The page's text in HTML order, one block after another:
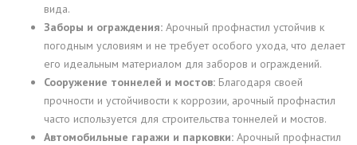
вида.
Заборы и ограждения: Арочный профнастил устойчив к
погодным условиям и не требует особого ухода, что делает
его идеальным материалом для заборов и ограждений.
Сооружение тоннелей и мостов: Благодаря своей
прочности и устойчивости к коррозии, арочный профнастил
часто используется для строительства тоннелей и мостов.
Автомобильные гаражи и парковки: Арочный профнастил